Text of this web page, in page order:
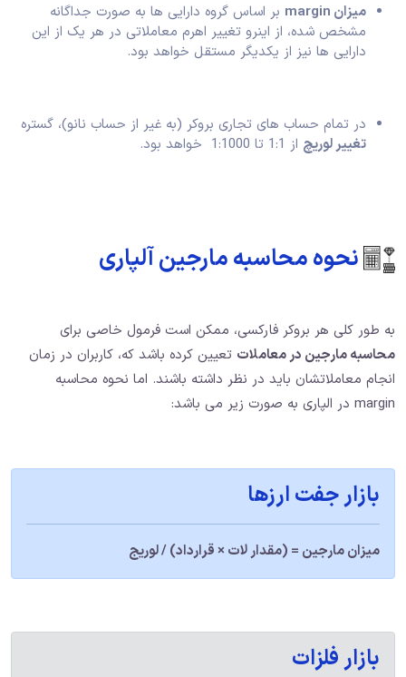
میزان margin
بر اساس گروه دارایی ها به صورت جداگانه
مشخص شده، از اینرو تغییر اهرم معاملاتی در هر یک از این
دارایی ها نیز از یکدیگر مستقل خواهد بود.
در تمام حساب های تجاری بروکر (به غیر از حساب نانو)، گستره
تغییر لوریچ از 1:1 تا 1:1000 خواهد بود.
نحوه محاسبه مارجین آلپاری
به طور کلی هر بروکر فارکسی، ممکن است فرمول خاصی برای
محاسبه مارجین در معاملات تعیین کرده باشد که، کاربران در زمان
انجام معاملاتشان باید در نظر داشته باشند. اما نحوه محاسبه
margin در الپاری به صورت زیر می باشد:
بازار جفت ارزها
میزان مارجین = (مقدار لات × قرارداد) / لوریج
بازار فلزات